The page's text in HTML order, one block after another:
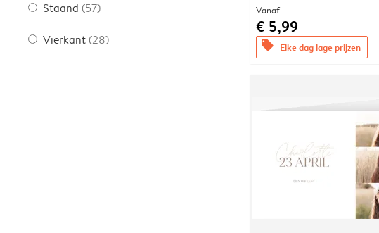
Staand (57)
Vierkant (28)
Vanaf
€ 5,99
offers Elke dag lage prijzen